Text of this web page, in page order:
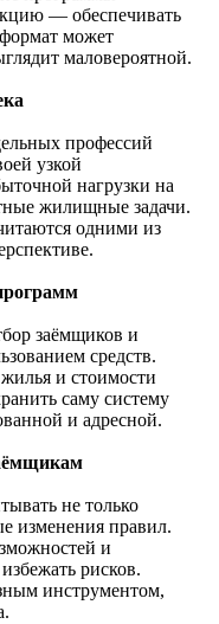
— обеспечивать
может
маловероятной.
профессий
узкой
нагрузки на
жилищные задачи.
одними из
заёмщиков и
средств.
и стоимости
саму систему
и адресной.
не только
изменения правил.
и
рисков.
инструментом,